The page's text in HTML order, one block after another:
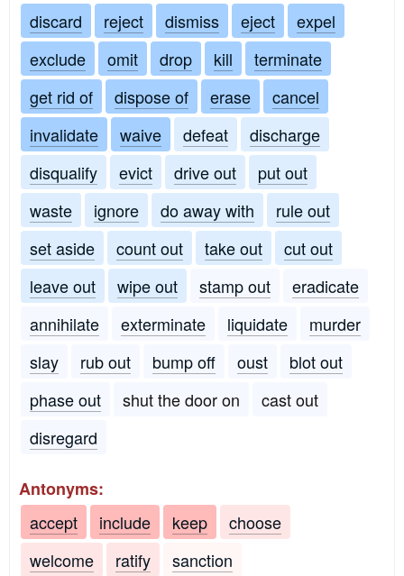
discard
reject dismiss eject
expel
exclude
omit drop kill
terminate
get rid of
dispose of erase
cancel
invalidate
waive defeat
discharge
disqualify
evict drive out
put out
waste
ignore do away with
rule out
set aside
count out take out
cut out
leave out
wipe out stamp out
eradicate
annihilate
exterminate liquidate
murder
slay
rub out bump off oust
blot out
phase out
shut the door on
cast out
disregard
Antonyms:
accept
include keep
choose
welcome
ratify sanction